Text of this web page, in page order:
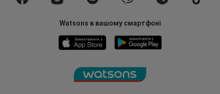
Watsons в вашому смартфоні